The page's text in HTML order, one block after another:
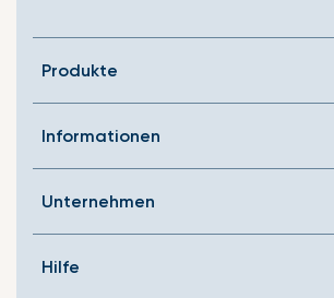
Produkte
Informationen
Unternehmen
Hilfe